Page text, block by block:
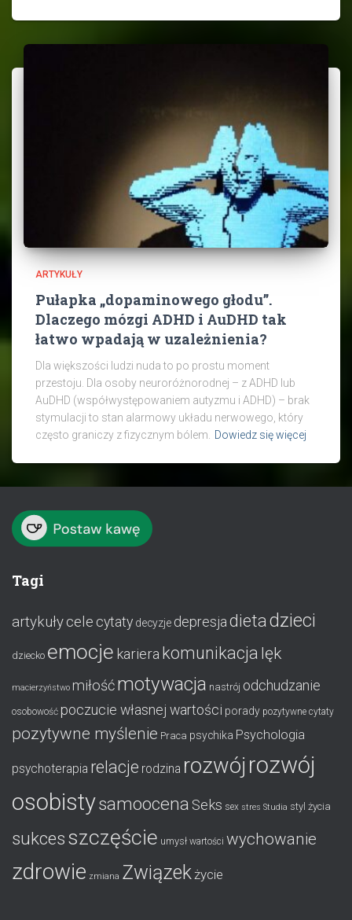
ARTYKUŁY
Pułapka „dopaminowego głodu”.
Dlaczego mózgi ADHD i AuDHD tak
łatwo wpadają w uzależnienia?
Dla większości ludzi nuda to po prostu moment
przestoju. Dla osoby neuroróżnorodnej – z ADHD lub
AuDHD (współwystępowaniem autyzmu i ADHD) – brak
stymulacji to stan alarmowy układu nerwowego, który
często graniczy z fizycznym bólem.
Dowiedz się więcej
Tagi
artykułycele cytaty decyzje depresja dietadzieci
dziecko emocje kariera komunikacja lęk
macierzyństwo miłośćmotywacja nastrój odchudzanie
osobowość poczucie własnej wartości porady pozytywne cytaty
pozytywne myślenie Praca psychika Psychologia
psychoterapia relacje rodzina rozwój rozwój
osobistysamoocena Seks sex stres Studia styl życia
sukcesszczęście umysł wartości wychowanie
zdrowie zmiana Związekżycie